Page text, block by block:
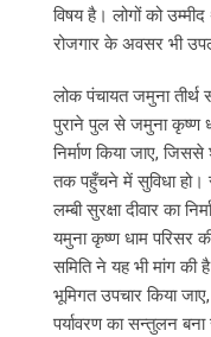
विषय है। लोगों को उम्मीद
रोजगार के अवसर भी
लोक पंचायत जमुना तीर्थ
पुराने पुल से जमुना कृष्ण
निर्माण किया जाए,
तक पहुँचने में सुविधा हो।
लम्बी सुरक्षा दीवार का
यमुना कृष्ण धाम परिसर
समिति ने यह भी मांग की
भूमिगत उपचार किया
पर्यावरण का सन्तुलन